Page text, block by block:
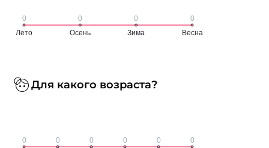
Для какого возраста?